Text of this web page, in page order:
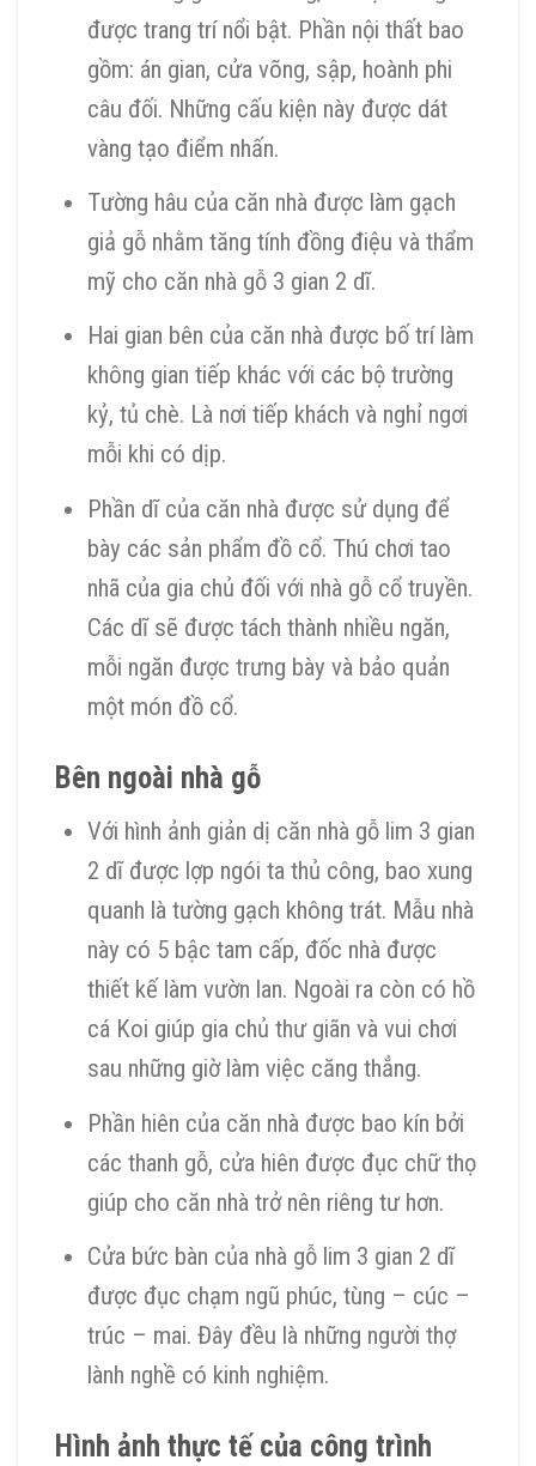
được trang trí nổi bật. Phần nội thất bao
gồm: án gian, cửa võng, sập, hoành phi
câu đối. Những cấu kiện này được dát
vàng tạo điểm nhấn.
Tường hâu của căn nhà được làm gạch
giả gỗ nhằm tăng tính đồng điệu và thẩm
mỹ cho căn nhà gỗ 3 gian 2 dĩ.
Hai gian bên của căn nhà được bố trí làm
không gian tiếp khác với các bộ trường
kỷ, tủ chè. Là nơi tiếp khách và nghỉ ngơi
mỗi khi có dịp.
Phần dĩ của căn nhà được sử dụng để
bày các sản phẩm đồ cổ. Thú chơi tao
nhã của gia chủ đối với nhà gỗ cổ truyền.
Các dĩ sẽ được tách thành nhiều ngăn,
mỗi ngăn được trưng bày và bảo quản
một món đồ cổ.
Bên ngoài nhà gỗ
Với hình ảnh giản dị căn nhà gỗ lim 3 gian
2 dĩ được lợp ngói ta thủ công, bao xung
quanh là tường gạch không trát. Mẫu nhà
này có 5 bậc tam cấp, đốc nhà được
thiết kế làm vườn lan. Ngoài ra còn có hồ
cá Koi giúp gia chủ thư giãn và vui chơi
sau những giờ làm việc căng thẳng.
Phần hiên của căn nhà được bao kín bởi
các thanh gỗ, cửa hiên được đục chữ thọ
giúp cho căn nhà trở nên riêng tư hơn.
Cửa bức bàn của nhà gỗ lim 3 gian 2 dĩ
được đục chạm ngũ phúc, tùng – cúc –
trúc – mai. Đây đều là những người thợ
lành nghề có kinh nghiệm.
Hình ảnh thực tế của công trình